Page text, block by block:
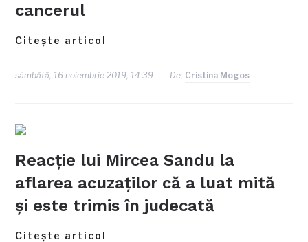
cancerul
Citește articol
sâmbătă, 16 noiembrie 2019, 14:39 De: Cristina Mogos
Reacţie lui Mircea Sandu la
aflarea acuzaţilor că a luat mită
şi este trimis în judecată
Citește articol